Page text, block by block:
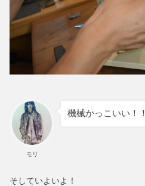
モリ
機械かっこいい！！
そしていよいよ！